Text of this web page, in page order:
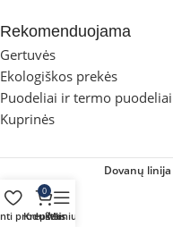
Rekomenduojama
Gertuvės
Ekologiškos prekės
Puodeliai ir termo puodeliai
Kuprinės
Dovanų linija
produktai
0
Krepšelis
Meniu